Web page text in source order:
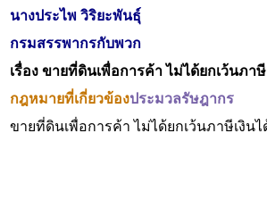
นางประไพ วิริยะพันธุ์
กรมสรรพากรกับพวก
เรื่อง ขายที่ดินเพื่อการค้า ไม่ได้ยกเว้นภา
กฎหมายที่เกี่ยวข้องประมวลรัษฎากร
ขายที่ดินเพื่อการค้า ไม่ได้ยกเว้นภาษีเงิน